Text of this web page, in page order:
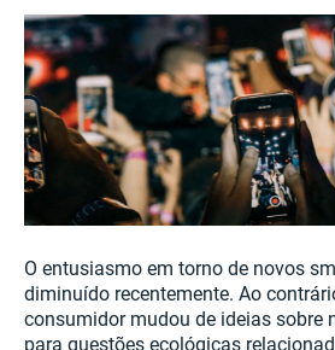
O entusiasmo em torno de novos
diminuído recentemente. Ao
consumidor mudou de ideias sobre
para questões ecológicas